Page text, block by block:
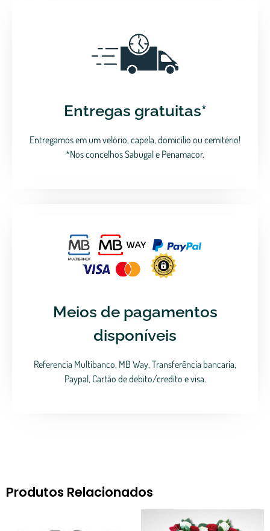
Entregas gratuitas*
Entregamos em um velório, capela, domicílio ou cemitério!
*Nos concelhos Sabugal e Penamacor.
Meios de pagamentos
disponíveis
Referencia Multibanco, MB Way, Transferência bancaria,
Paypal, Cartão de debito/credito e visa.
Produtos Relacionados